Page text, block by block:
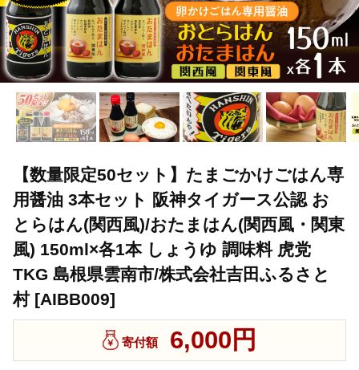
【数量限定50セット】たまごかけごはん専
用醤油 3本セット 阪神タイガース公認 お
とらはん(関西風)/おたまはん(関西風・関東
風) 150ml×各1本 しょうゆ 調味料 虎党
TKG 島根県雲南市/株式会社吉田ふるさと
村 [AIBB009]
寄付額 6,000円